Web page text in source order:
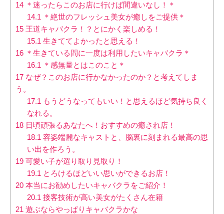
14 ＊迷ったらこのお店に行けば間違いなし！＊
14.1 ＊絶世のフレッシュ美女が癒しをご提供＊
15 王道キャバクラ！？とにかく楽しめる！
15.1 生きててよかったと思える！
16 ＊生きている間に一度は利用したいキャバクラ＊
16.1 ＊感無量とはこのこと＊
17 なぜ？このお店に行かなかったのか？と考えてしま
う。
17.1 もうどうなってもいい！と思えるほど気持ち良く
なれる。
18 日頃頑張るあなたへ！おすすめの癒され店！
18.1 容姿端麗なキャストと、脳裏に刻まれる最高の思
い出を作ろう。
19 可愛い子が選り取り見取り！
19.1 とろけるほどいい思いができるお店！
20 本当にお勧めしたいキャバクラをご紹介！
20.1 接客技術が高い美女がたくさん在籍
21 遊ぶならやっぱりキャバクラかな